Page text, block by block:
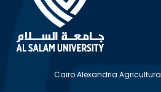
Cairo Alexandria